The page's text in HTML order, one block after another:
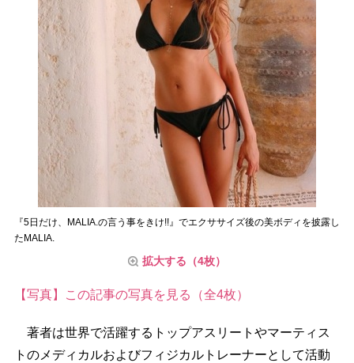
『5日だけ、MALIA.の言う事をきけ!!』でエクササイズ後の美ボディを披露し
たMALIA.
拡大する（4枚）
【写真】この記事の写真を見る（全4枚）
著者は世界で活躍するトップアスリートやマーティス
トのメディカルおよびフィジカルトレーナーとして活動